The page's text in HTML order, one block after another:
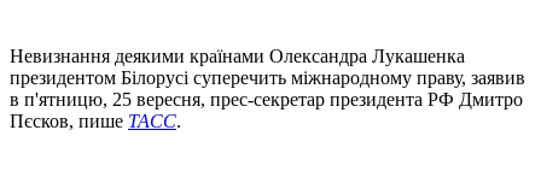
Невизнання деякими країнами Олександра Лукашенка
президентом Білорусі суперечить міжнародному праву, заявив
в п'ятницю, 25 вересня, прес-секретар президента РФ Дмитро
Пєсков, пише ТАСС.